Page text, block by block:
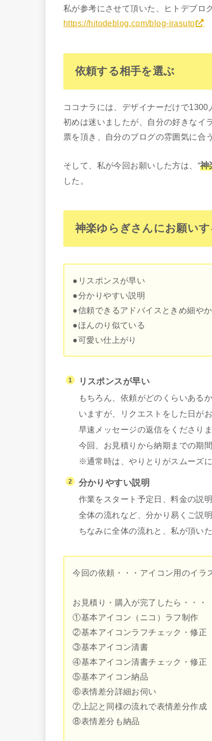
私が参考にさせて頂いた、ヒトデブロ
https://hitodeblog.com/blog-irasuto
依頼する相手を選ぶ
ココナラには、デザイナーだけで1300
初めは迷いましたが、自分の好きなイ
票を頂き、自分のブログの雰囲気に合
そして、私が今回お願いした方は、“神
した。
神楽ゆらぎさんにお願いす
●リスポンスが早い
●分かりやすい説明
●信頼できるアドバイスときめ細や
●ほんのり似ている
●可愛い仕上がり
リスポンスが早い
もちろん、依頼がどのくらいある
いますが、リクエストをした日が
早速メッセージの返信をくださりま
今回、お見積りから納期までの期
※通常時は、やりとりがスムーズ
分かりやすい説明
作業をスタート予定日、料金の説
全体の流れなど、分かり易くご説
ちなみに全体の流れと、私が頂い
今回の依頼・・・アイコン用のイラ
お見積り・購入が完了したら・・・
①基本アイコン（ニコ）ラフ制作
②基本アイコンラフチェック・修正
③基本アイコン清書
④基本アイコン清書チェック・修正
⑤基本アイコン納品
⑥表情差分詳細お伺い
⑦上記と同様の流れで表情差分作成
⑧表情差分も納品